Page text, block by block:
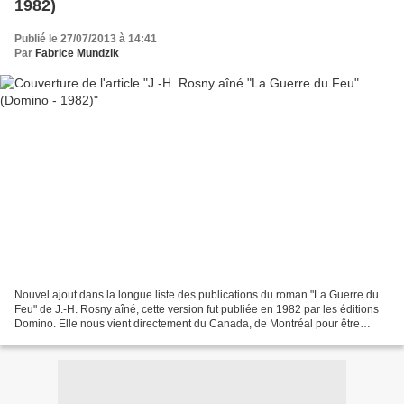
1982)
Publié le 27/07/2013 à 14:41
Par Fabrice Mundzik
Nouvel ajout dans la longue liste des publications du roman "La Guerre du
Feu" de J.-H. Rosny aîné, cette version fut publiée en 1982 par les éditions
Domino. Elle nous vient directement du Canada, de Montréal pour être